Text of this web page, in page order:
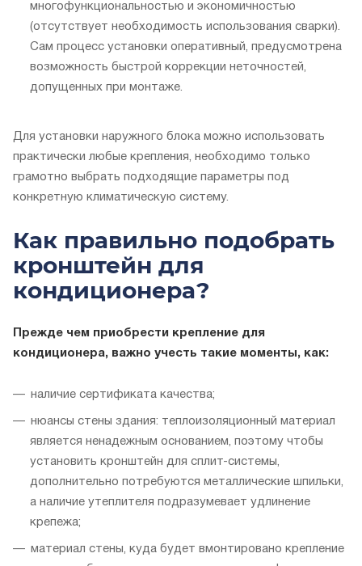
многофункциональностью и экономичностью
(отсутствует необходимость использования сварки).
Сам процесс установки оперативный, предусмотрена
возможность быстрой коррекции неточностей,
допущенных при монтаже.
Для установки наружного блока можно использовать
практически любые крепления, необходимо только
грамотно выбрать подходящие параметры под
конкретную климатическую систему.
Как правильно подобрать
кронштейн для
кондиционера?
Прежде чем приобрести крепление для
кондиционера, важно учесть такие моменты, как:
наличие сертификата качества;
нюансы стены здания: теплоизоляционный материал
является ненадежным основанием, поэтому чтобы
установить кронштейн для сплит-системы,
дополнительно потребуются металлические шпильки,
а наличие утеплителя подразумевает удлинение
крепежа;
материал стены, куда будет вмонтировано крепление